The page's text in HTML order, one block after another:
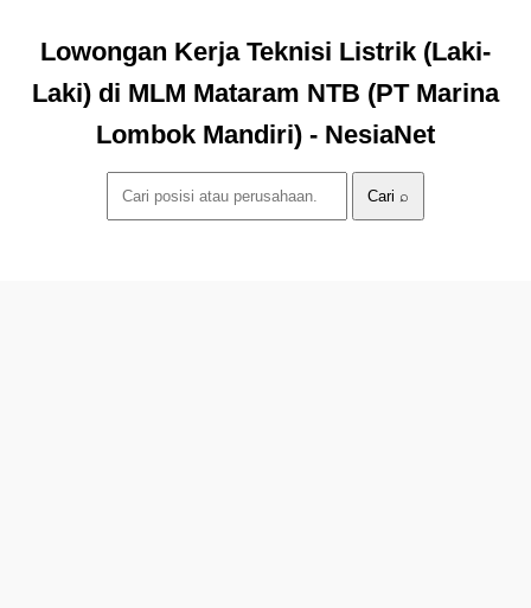
Lowongan Kerja Teknisi Listrik (Laki-
Laki) di MLM Mataram NTB (PT Marina
Lombok Mandiri) - NesiaNet
Cari ⌕